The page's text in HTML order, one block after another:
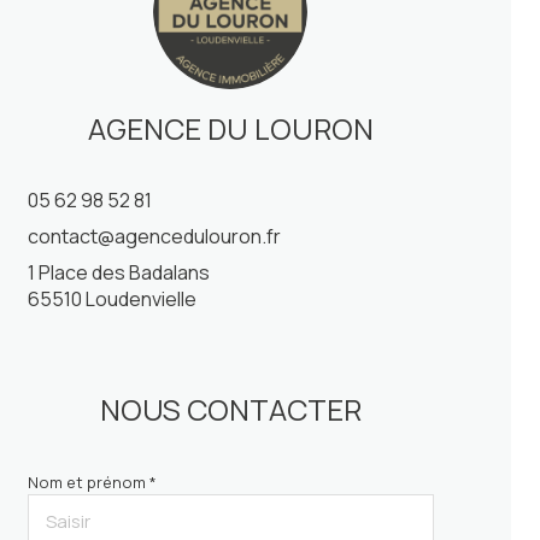
AGENCE DU LOURON
05 62 98 52 81
contact@agencedulouron.fr
1 Place des Badalans
65510 Loudenvielle
NOUS CONTACTER
Nom et prénom *